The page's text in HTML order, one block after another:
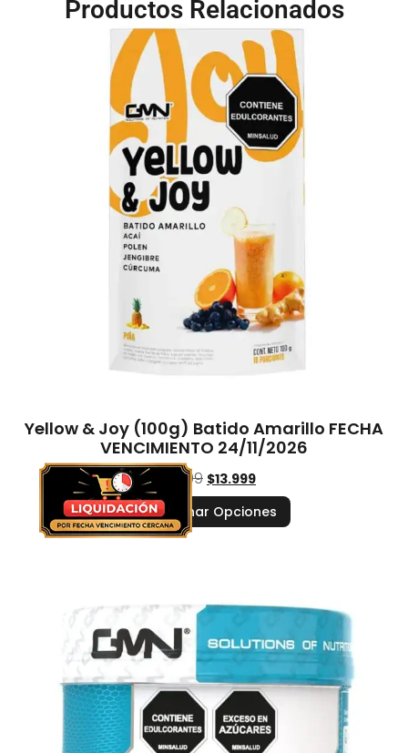
Productos Relacionados
Yellow & Joy (100g) Batido Amarillo FECHA
VENCIMIENTO 24/11/2026
19.999 $13.999
Seleccionar Opciones